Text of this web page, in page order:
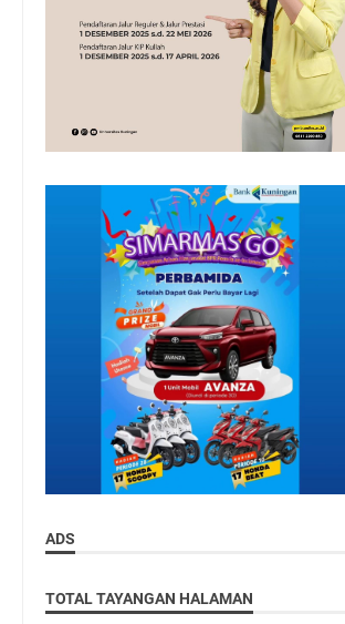
ADS
TOTAL TAYANGAN HALAMAN